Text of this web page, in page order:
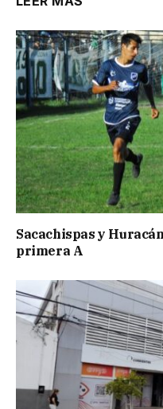
Sacachispas y
primera A